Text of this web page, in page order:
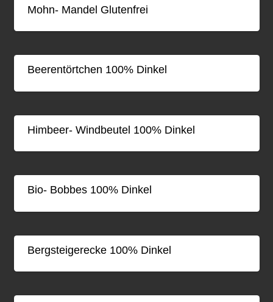
Mohn- Mandel Glutenfrei
Beerentörtchen 100% Dinkel
Himbeer- Windbeutel 100% Dinkel
Bio- Bobbes 100% Dinkel
Bergsteigerecke 100% Dinkel